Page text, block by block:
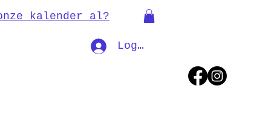
kalender al?
Log In